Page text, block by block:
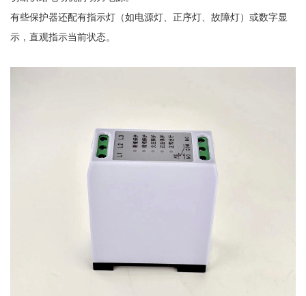
有些保护器还配有指示灯（如电源灯、正序灯、故障灯）或数字显
示，直观指示当前状态。